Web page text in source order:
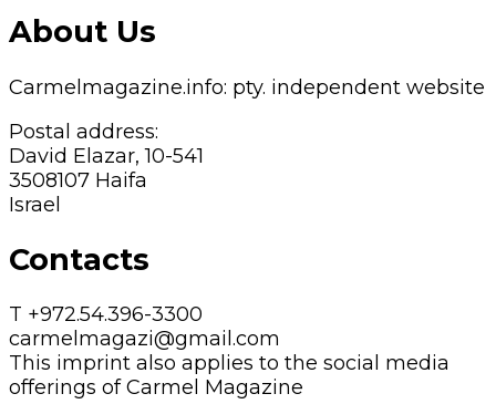
About Us
Carmelmagazine.info: pty. independent website
Postal address:
David Elazar, 10-541
3508107 Haifa
Israel
Contacts
T +972.54.396-3300
carmelmagazi@gmail.com
This imprint also applies to the social media
offerings of Carmel Magazine